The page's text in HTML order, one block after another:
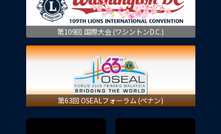
第109回 国際大会 (ワシントンD.C.)
第63回 OSEALフォーラム (ペナン)